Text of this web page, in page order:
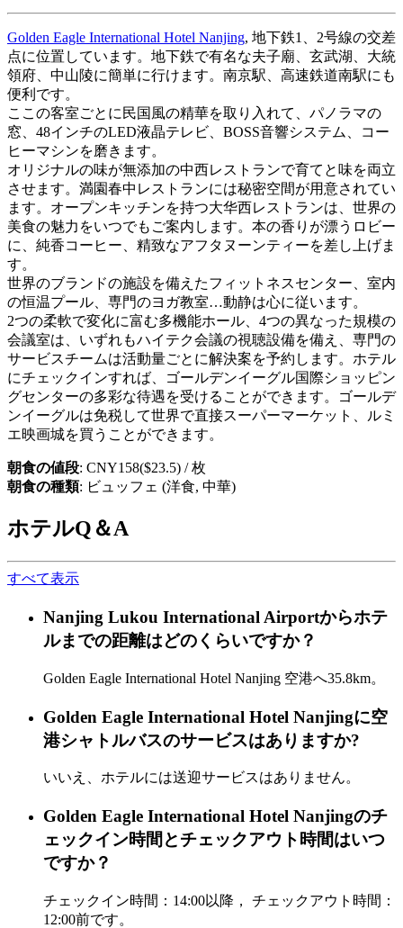
Golden Eagle International Hotel Nanjing, 地下鉄1、2号線の交差
点に位置しています。地下鉄で有名な夫子廟、玄武湖、大統
領府、中山陵に簡単に行けます。南京駅、高速鉄道南駅にも
便利です。
ここの客室ごとに民国風の精華を取り入れて、パノラマの
窓、48インチのLED液晶テレビ、BOSS音響システム、コー
ヒーマシンを磨きます。
オリジナルの味が無添加の中西レストランで育てと味を両立
させます。満園春中レストランには秘密空間が用意されてい
ます。オープンキッチンを持つ大华西レストランは、世界の
美食の魅力をいつでもご案内します。本の香りが漂うロビー
に、純香コーヒー、精致なアフタヌーンティーを差し上げま
す。
世界のブランドの施設を備えたフィットネスセンター、室内
の恒温プール、専門のヨガ教室…動静は心に従います。
2つの柔軟で変化に富む多機能ホール、4つの異なった規模の
会議室は、いずれもハイテク会議の視聴設備を備え、専門の
サービスチームは活動量ごとに解決案を予約します。ホテル
にチェックインすれば、ゴールデンイーグル国際ショッピン
グセンターの多彩な待遇を受けることができます。ゴールデ
ンイーグルは免税して世界で直接スーパーマーケット、ルミ
エ映画城を買うことができます。
朝食の値段: CNY158($23.5) / 枚
朝食の種類: ビュッフェ (洋食, 中華)
ホテルQ＆A
すべて表示
Nanjing Lukou International Airportからホテ
ルまでの距離はどのくらいですか？
Golden Eagle International Hotel Nanjing 空港へ35.8km。
Golden Eagle International Hotel Nanjingに空
港シャトルバスのサービスはありますか?
いいえ、ホテルには送迎サービスはありません。
Golden Eagle International Hotel Nanjingのチ
ェックイン時間とチェックアウト時間はいつ
ですか？
チェックイン時間：14:00以降， チェックアウト時間：
12:00前です。